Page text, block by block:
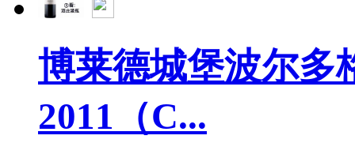
博莱德城堡波尔多
2011（C...